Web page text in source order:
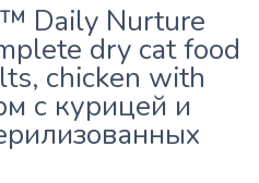
Daily Nurture
dry cat food
chicken with
с курицей и